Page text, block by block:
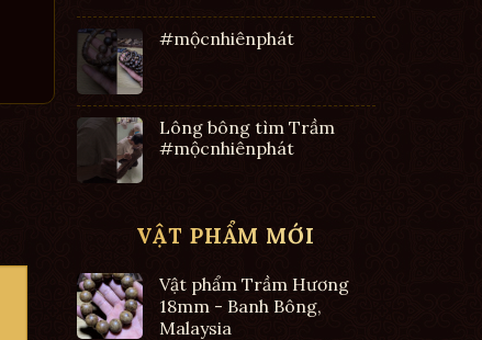
#mộcnhiênphát
Lông bông tìm Trầm
#mộcnhiênphát
VẬT PHẨM MỚI
Vật phẩm Trầm Hương
18mm - Banh Bông,
Malaysia